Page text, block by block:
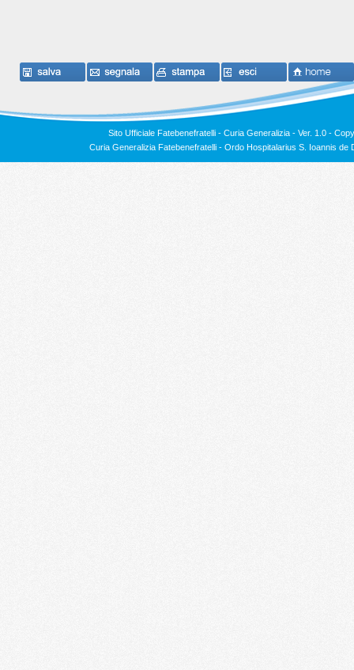
Sito Ufficiale Fatebenefratelli - Curia Generalizia - Ver. 1.0 -
Curia Generalizia Fatebenefratelli - Ordo Hospitalarius S. Ioannis